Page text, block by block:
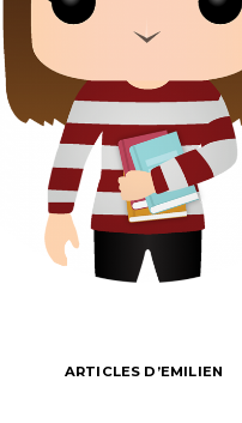
ARTICLES D’EMILIEN